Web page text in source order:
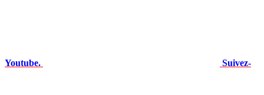
Youtube. Suivez-